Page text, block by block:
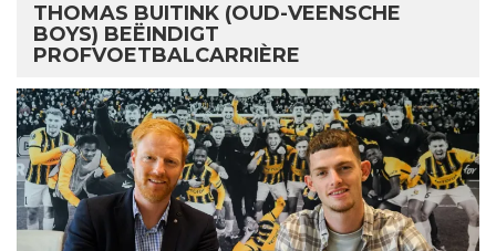
THOMAS BUITINK (OUD-VEENSCHE
BOYS) BEËINDIGT
PROFVOETBALCARRIÈRE